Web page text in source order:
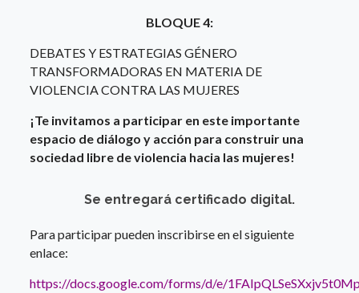
BLOQUE 4:
DEBATES Y ESTRATEGIAS GÉNERO
TRANSFORMADORAS EN MATERIA DE
VIOLENCIA CONTRA LAS MUJERES
¡Te invitamos a participar en este importante
espacio de diálogo y acción para construir una
sociedad libre de violencia hacia las mujeres!
Se entregará certificado digital.
Para participar pueden inscribirse en el siguiente
enlace:
https://docs.google.com/forms/d/e/